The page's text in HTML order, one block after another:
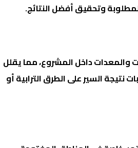
وتحقيق أفضل النتائج.
والمعدات داخل المشروع، مما يقلل
السير على الطرق الترابية أو